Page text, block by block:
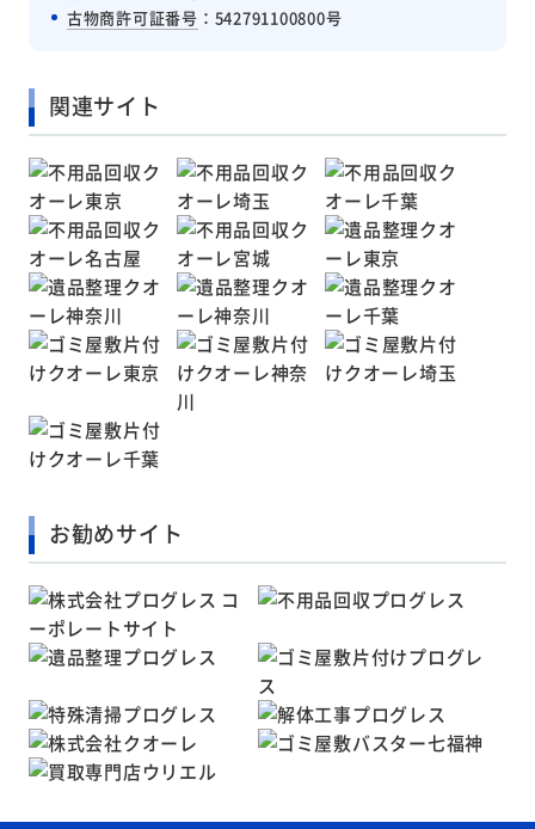
古物商許可証番号 ：542791100800号
関連サイト
お勧めサイト